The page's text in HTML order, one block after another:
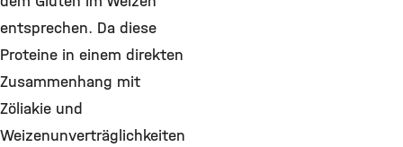
entsprechen. Da diese
Proteine in einem direkten
Zusammenhang mit
Zöliakie und
Weizenunverträglichkeiten